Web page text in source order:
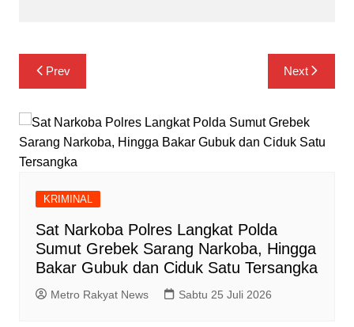
Navigasi
pos
Prev Next
KRIMINAL
Sat Narkoba Polres Langkat Polda
Sumut Grebek Sarang Narkoba, Hingga
Bakar Gubuk dan Ciduk Satu Tersangka
Metro Rakyat News Sabtu 25 Juli 2026